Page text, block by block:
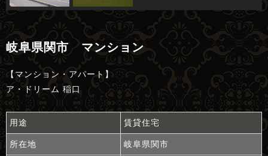
岐阜県関市 マンション
【マンション・アパート】
ア・ドリーム 稲口
用途 賃貸住宅
所在地 岐阜県関市